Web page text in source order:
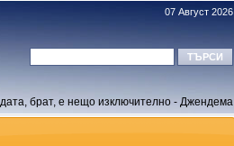
07 Август 2026
брат, е нещо изключително - Джендема